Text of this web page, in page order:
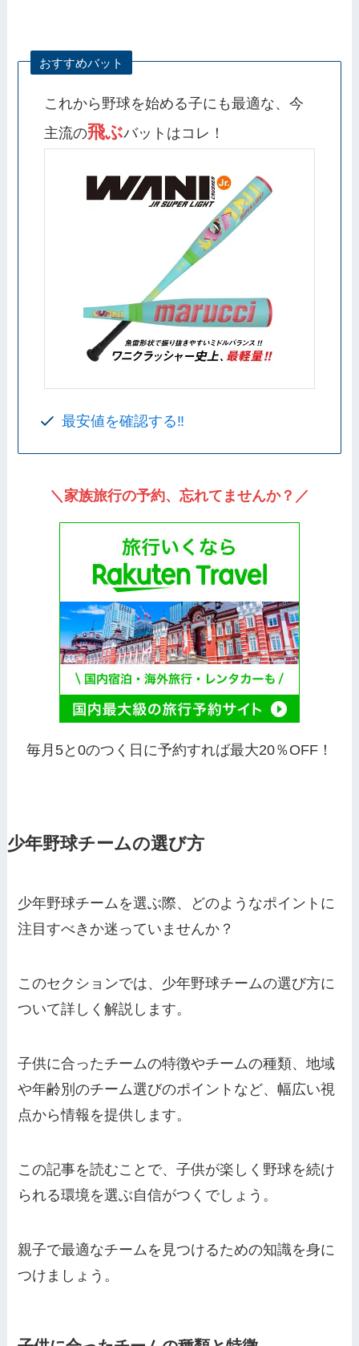
おすすめバット
これから野球を始める子にも最適な、今
主流の飛ぶバットはコレ！
最安値を確認する‼️
＼家族旅行の予約、忘れてませんか？／
毎月5と0のつく日に予約すれば最大20％OFF！
少年野球チームの選び方
少年野球チームを選ぶ際、どのようなポイントに
注目すべきか迷っていませんか？
このセクションでは、少年野球チームの選び方に
ついて詳しく解説します。
子供に合ったチームの特徴やチームの種類、地域
や年齢別のチーム選びのポイントなど、幅広い視
点から情報を提供します。
この記事を読むことで、子供が楽しく野球を続け
られる環境を選ぶ自信がつくでしょう。
親子で最適なチームを見つけるための知識を身に
つけましょう。